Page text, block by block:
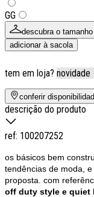
GG
descubra o
adicionar à sacola
tem em loja? novidade
conferir
descrição do produto
ref: 100207252
os básicos bem
tendências de moda,
proposta. com
off duty style e quiet